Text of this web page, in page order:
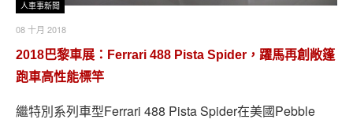
人車事新聞
08 十月 2018
2018巴黎車展：Ferrari 488 Pista Spider，躍馬再創敞篷
跑車高性能標竿
繼特別系列車型Ferrari 488 Pista Spider在美國Pebble